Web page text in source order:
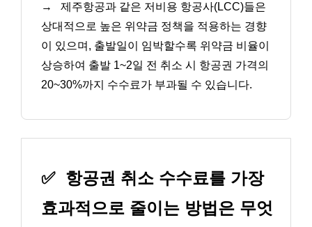
→
제주항공과 같은 저비용 항공사(LCC)들은
상대적으로 높은 위약금 정책을 적용하는 경향
이 있으며, 출발일이 임박할수록 위약금 비율이
상승하여 출발 1~2일 전 취소 시 항공권 가격의
20~30%까지 수수료가 부과될 수 있습니다.
✅ 항공권 취소 수수료를 가장
효과적으로 줄이는 방법은 무엇